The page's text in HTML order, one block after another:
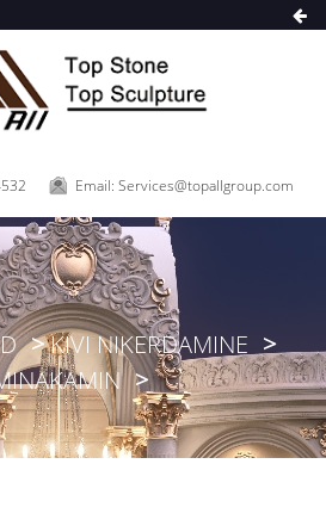
Email: Services@topallgroup.com
KIVI NIKERDAMINE